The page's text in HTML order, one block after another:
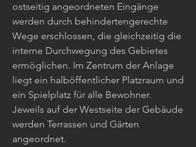
ostseitig angeordneten Eingänge
werden durch behindertengerechte
Wege erschlossen, die gleichzeitig die
interne Durchwegung des Gebietes
ermöglichen. Im Zentrum der Anlage
liegt ein halböffentlicher Platzraum und
ein Spielplatz für alle Bewohner.
Jeweils auf der Westseite der Gebäude
werden Terrassen und Gärten
angeordnet.